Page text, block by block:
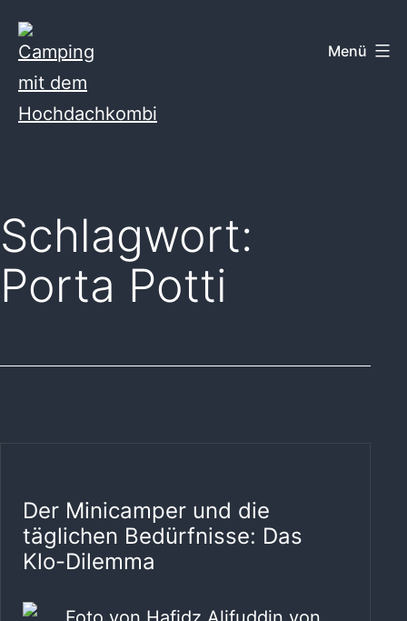
Inhalt
springen
Hochdachkombi
Menü
Schlagwort:
Porta Potti
Der Minicamper und die
täglichen Bedürfnisse: Das
Klo-Dilemma